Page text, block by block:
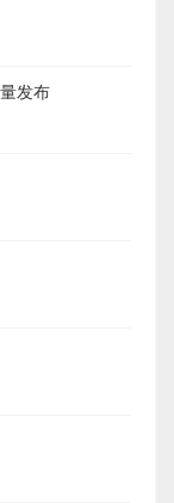
发布